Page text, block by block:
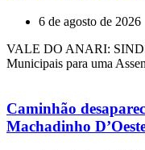
6 de agosto de 2026
VALE DO ANARI:
Municipais para uma
Caminhão
Machadinho